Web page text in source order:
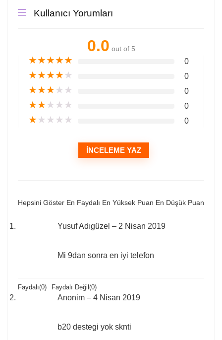
Kullanıcı Yorumları
0.0 out of 5
★★★★★ 0
★★★★★ 0
★★★★★ 0
★★★★★ 0
★★★★★ 0
İNCELEME YAZ
Hepsini Göster En Faydalı En Yüksek Puan En Düşük Puan
Yusuf Adıgüzel – 2 Nisan 2019
Mi 9dan sonra en iyi telefon
Faydalı(0) Faydalı Değil (0)
Anonim – 4 Nisan 2019
b20 destegi yok sknti